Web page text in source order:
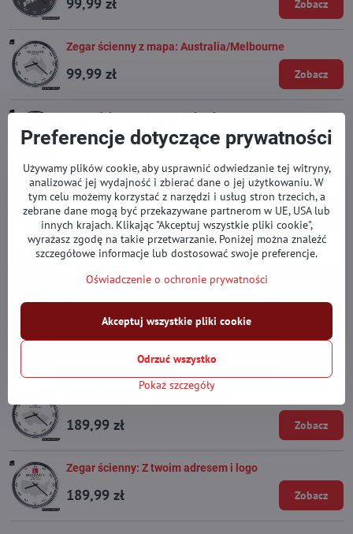
Zobacz
Zegar ścienny z mapa: Australia/Melbourne
99,99 zł Zobacz
Zegar ścienny z mapą: Poland/Warszawa
99,99 zł Zobacz
Zegar ścienny z mapą: Slovakia/Bratislava
99,99 zł Zobacz
Zegar ścienny z mapą: Romania/Bucharest
99,99 zł
Zegar ścienny do biura: Dowolne miasto
189,99 zł Zobacz
Zegar ścienny: Z twoim adresem i logo
189,99 zł Zobacz
Preferencje dotyczące prywatności
Używamy plików cookie, aby usprawnić odwiedzanie tej witryny,
analizować jej wydajność i zbierać dane o jej użytkowaniu. W
tym celu możemy korzystać z narzędzi i usług stron trzecich, a
zebrane dane mogą być przekazywane partnerom w UE, USA lub
innych krajach. Klikając "Akceptuj wszystkie pliki cookie",
wyrażasz zgodę na takie przetwarzanie. Poniżej można znaleźć
szczegółowe informacje lub dostosować swoje preferencje.
Oświadczenie o ochronie prywatności
Pokaż szczegóły
Akceptuj wszystkie pliki cookie
Odrzuć wszystko